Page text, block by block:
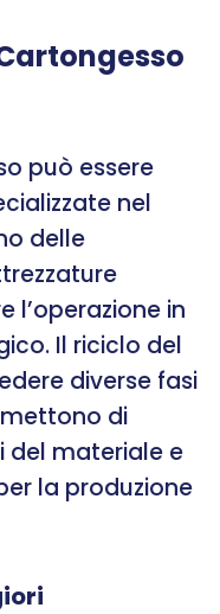
può essere
nel
delle
l’operazione in
Il riciclo del
diverse fasi
di
del materiale e
la produzione